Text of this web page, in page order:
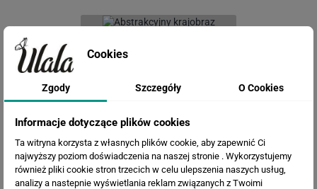
Cookies
Zgody Szczegóły O Cookies
Informacje dotyczące plików cookies
Ta witryna korzysta z własnych plików cookie, aby zapewnić Ci
najwyższy poziom doświadczenia na naszej stronie . Wykorzystujemy
również pliki cookie stron trzecich w celu ulepszenia naszych usług,
analizy a nastepnie wyświetlania reklam związanych z Twoimi